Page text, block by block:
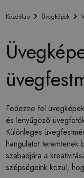
Kezdőlap Üvegképek
Fedezze fel
és lenyűgöző
Különleges
hangulatot teremtenek
szabadjára a
szépségeink közül,